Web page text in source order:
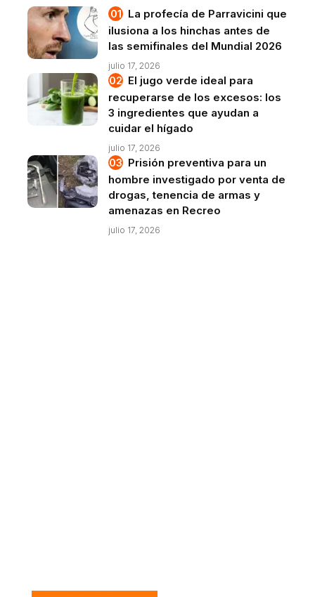
La profecía de Parravicini que
ilusiona a los hinchas antes de
las semifinales del Mundial 2026
julio 17, 2026
El jugo verde ideal para
recuperarse de los excesos: los
3 ingredientes que ayudan a
cuidar el hígado
julio 17, 2026
Prisión preventiva para un
hombre investigado por venta de
drogas, tenencia de armas y
amenazas en Recreo
julio 17, 2026